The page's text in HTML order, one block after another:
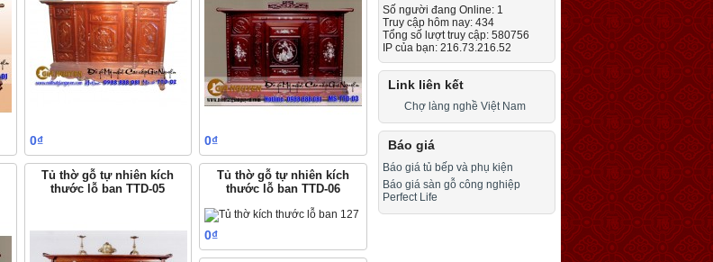
0₫ 0₫
Tủ thờ gỗ tự nhiên kích
thước lỗ ban TTD-05
Tủ thờ gỗ tự nhiên kích
thước lỗ ban TTD-06
0₫
Số người đang Online: 1
Truy cập hôm nay: 434
Tổng số lượt truy cập: 580756
IP của bạn: 216.73.216.52
Link liên kết
Chợ làng nghề Việt Nam
Báo giá
Báo giá tủ bếp và phụ kiện
Báo giá sàn gỗ công nghiệp
Perfect Life